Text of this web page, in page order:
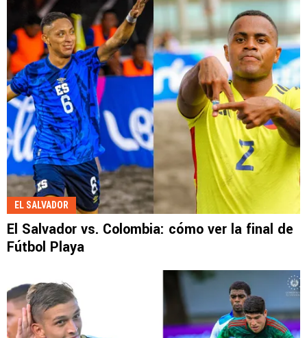
EL SALVADOR
El Salvador vs. Colombia: cómo ver la final de
Fútbol Playa